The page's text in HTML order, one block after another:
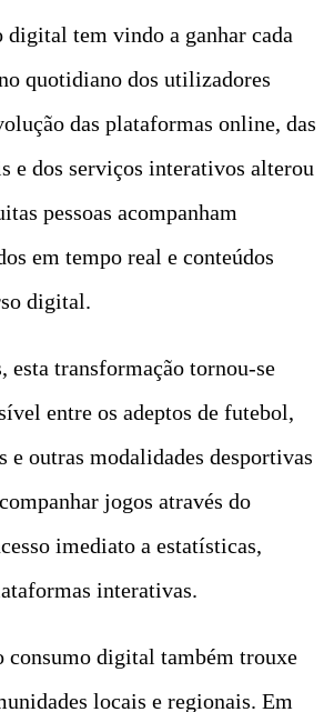
digital tem vindo a ganhar cada
quotidiano dos utilizadores
das plataformas online, das
e dos serviços interativos alterou
pessoas acompanham
em tempo real e conteúdos
digital.
esta transformação tornou-se
entre os adeptos de futebol,
e outras modalidades desportivas
jogos através do
imediato a estatísticas,
interativas.
consumo digital também trouxe
locais e regionais. Em